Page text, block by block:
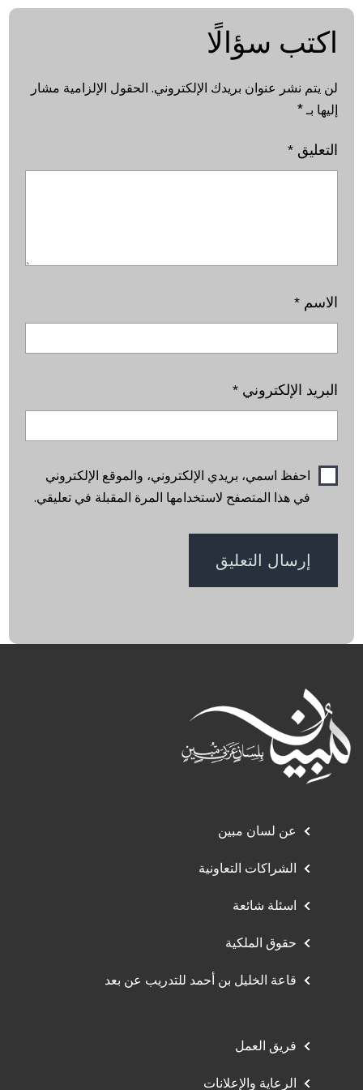
اكتب سؤالًا
لن يتم نشر عنوان بريدك الإلكتروني. الحقول الإلزامية مشار
إليها بـ*
التعليق*
الاسم*
البريد الإلكتروني*
احفظ اسمي، بريدي الإلكتروني، والموقع الإلكتروني
في هذا المتصفح لاستخدامها المرة المقبلة في تعليقي.
عن لسان مبين
الشراكات التعاونية
اسئلة شائعة
حقوق الملكية
قاعة الخليل بن أحمد للتدريب عن بعد
فريق العمل
الرعاية والإعلانات